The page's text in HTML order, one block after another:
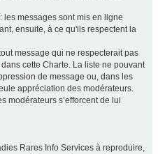
les messages sont mis en ligne
ensuite, à ce qu'ils respectent la
message qui ne respecterait pas
cette Charte. La liste ne pouvant
de message ou, dans les
appréciation des modérateurs.
modérateurs s’efforcent de lui
Rares Info Services à reproduire,